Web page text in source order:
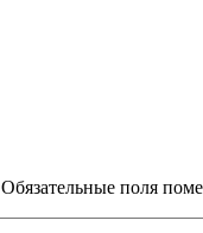
Обязательные поля